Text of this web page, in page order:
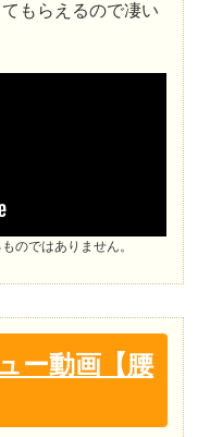
もらえるので凄い
のではありません。
ー動画【腰